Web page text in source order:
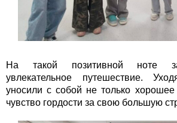
На такой позитивной ноте
увлекательное путешествие.
уносили с собой не только
чувство гордости за свою большую